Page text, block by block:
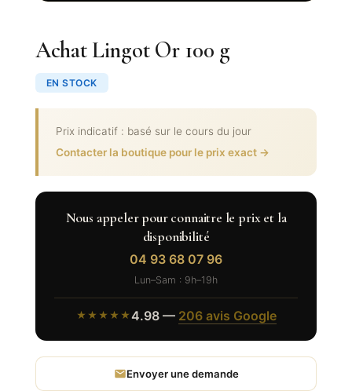
Achat Lingot Or 100 g
EN STOCK
Prix indicatif : basé sur le cours du jour
Contacter la boutique pour le prix exact →
Nous appeler pour connaitre le prix et la
disponibilité
04 93 68 07 96
Lun–Sam : 9h–19h
★★★★★ 4.98 — 206 avis Google
Envoyer une demande